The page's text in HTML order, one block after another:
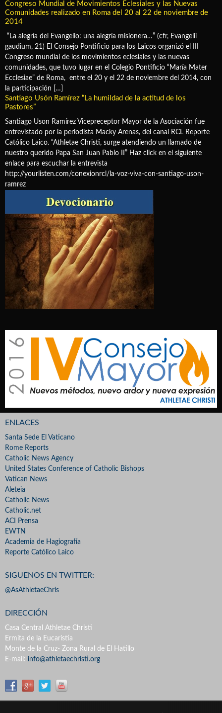
Congreso Mundial de Movimientos Eclesiales y las Nuevas
Comunidades realizado en Roma del 20 al 22 de noviembre de
2014
“La alegría del Evangelio: una alegría misionera…” (cfr, Evangelii
gaudium, 21) El Consejo Pontificio para los Laicos organizó el III
Congreso mundial de los movimientos eclesiales y las nuevas
comunidades, que tuvo lugar en el Colegio Pontificio “María Mater
Ecclesiae” de Roma, entre el 20 y el 22 de noviembre del 2014, con
la participación […]
Santiago Usón Ramírez “La humildad de la actitud de los
Pastores”
Santiago Uson Ramírez Vicepreceptor Mayor de la Asociación fue
entrevistado por la periodista Macky Arenas, del canal RCL Reporte
Católico Laico. “Athletae Christi, surge atendiendo un llamado de
nuestro querido Papa San Juan Pablo II” Haz click en el siguiente
enlace para escuchar la entrevista
http://yourlisten.com/conexionrcl/la-voz-viva-con-santiago-uson-
ramrez
ENLACES
Santa Sede El Vaticano
Rome Reports
Catholic News Agency
United States Conference of Catholic Bishops
Vatican News
Aleteia
Catholic News
Catholic.net
ACI Prensa
EWTN
Academia de Hagiografía
Reporte Católico Laico
SIGUENOS EN TWITTER:
@AsAthletaeChris
DIRECCIÓN
Casa Central Athletae Christi
Ermita de la Eucaristía
Monte de la Cruz- Zona Rural de El Hatillo
E-mail: info@athletaechristi.org